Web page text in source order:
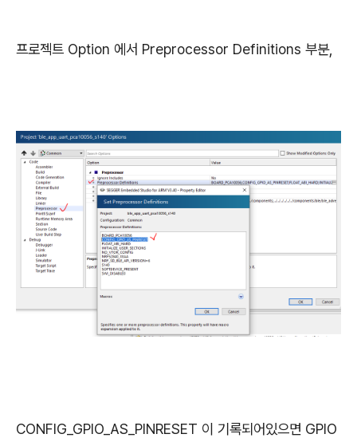
프로젝트 Option 에서 Preprocessor Definitions 부분,
CONFIG_GPIO_AS_PINRESET 이 기록되어있으면 GPIO